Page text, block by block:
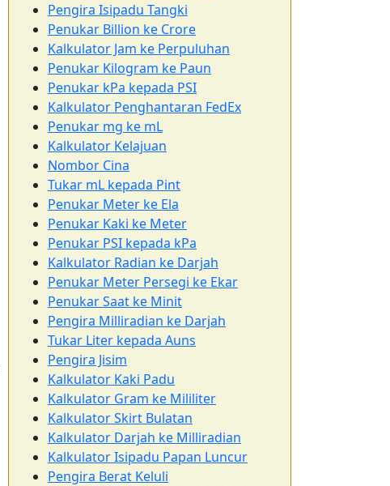
Pengira Isipadu Tangki
Penukar Billion ke Crore
Kalkulator Jam ke Perpuluhan
Penukar Kilogram ke Paun
Penukar kPa kepada PSI
Kalkulator Penghantaran FedEx
Penukar mg ke mL
Kalkulator Kelajuan
Nombor Cina
Tukar mL kepada Pint
Penukar Meter ke Ela
Penukar Kaki ke Meter
Penukar PSI kepada kPa
Kalkulator Radian ke Darjah
Penukar Meter Persegi ke Ekar
Penukar Saat ke Minit
Pengira Milliradian ke Darjah
Tukar Liter kepada Auns
Pengira Jisim
Kalkulator Kaki Padu
Kalkulator Gram ke Mililiter
Kalkulator Skirt Bulatan
Kalkulator Darjah ke Milliradian
Kalkulator Isipadu Papan Luncur
Pengira Berat Keluli